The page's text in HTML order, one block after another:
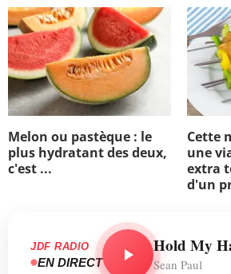
Melon ou pastèque : le
plus hydratant des deux,
c'est ...
Cette
une
extra
d'un
JDF RADIO
EN DIRECT Sean Paul